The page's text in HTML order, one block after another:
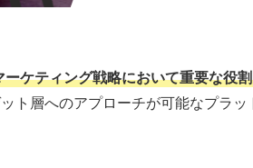
ケティング戦略において重要な役割
ト層へのアプローチが可能なプラ